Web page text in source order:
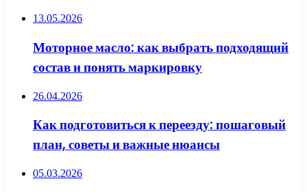
13.05.2026
Моторное масло: как выбрать подходящий
состав и понять маркировку
26.04.2026
Как подготовиться к переезду: пошаговый
план, советы и важные нюансы
05.03.2026